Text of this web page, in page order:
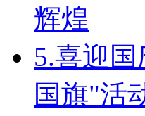
辉煌
5.喜迎国
国旗"活